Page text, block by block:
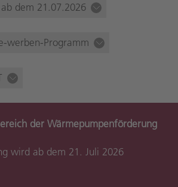
ab dem 21.07.2026
werben-Programm
der Wärmepumpenförderung
wird ab dem 21. Juli 2026